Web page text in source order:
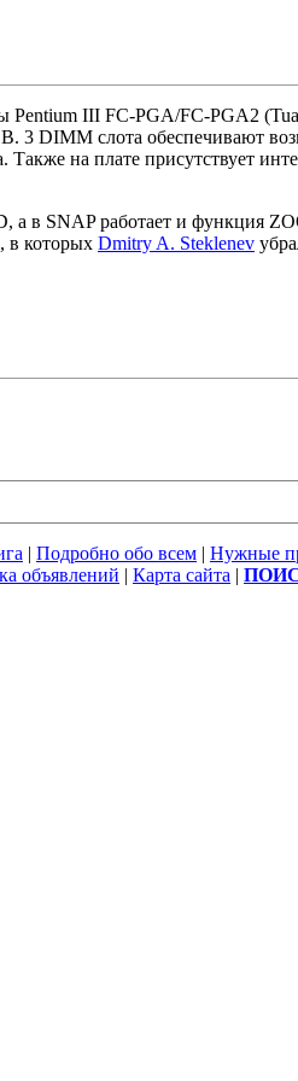
Pentium III FC-PGA/FC-PGA2
3 DIMM слота обеспечивают
на плате присутствует
в SNAP работает и функция
в которых Dmitry A. Steklenev
| Подробно обо всем | Нужные
объявлений | Карта сайта |